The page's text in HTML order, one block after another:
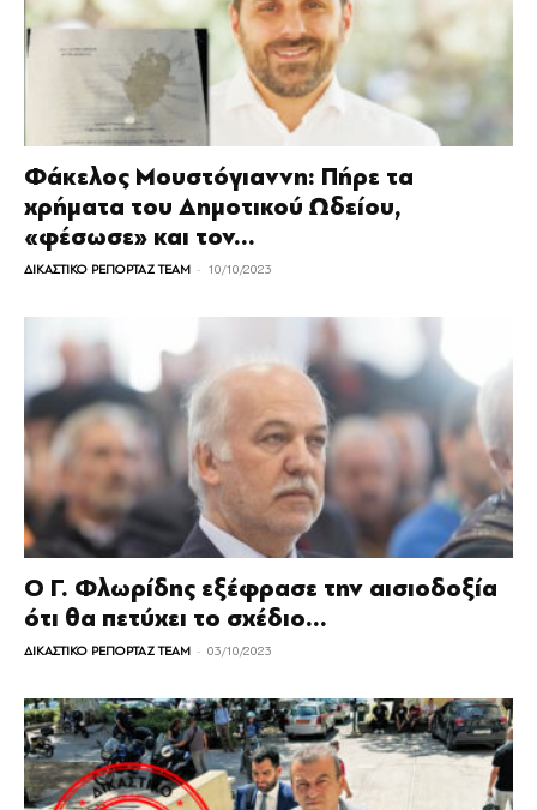
Φάκελος Μουστόγιαννη: Πήρε τα
χρήματα του Δηµοτικού Ωδείου,
«φέσωσε» και τον...
ΔΙΚΑΣΤΙΚΟ ΡΕΠΟΡΤΑΖ TEAM - 10/10/2023
Ο Γ. Φλωρίδης εξέφρασε την αισιοδοξία
ότι θα πετύχει το σχέδιο...
ΔΙΚΑΣΤΙΚΟ ΡΕΠΟΡΤΑΖ TEAM - 03/10/2023